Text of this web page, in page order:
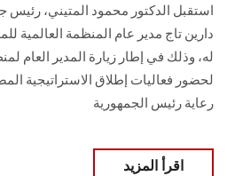
استقبل الدكتور محمود المتيني،
دارين تاج مدير عام المنظمة العالمية
له، وذلك في إطار زيارة المدير العام
لحضور فعاليات إطلاق الاستراتيجية
رعاية رئيس الجمهورية
اقرأ المزيد